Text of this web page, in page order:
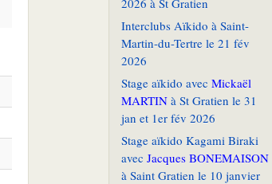
2026 à St Gratien
Interclubs Aïkido à Saint-
Martin-du-Tertre le 21 fév
2026
Stage aïkido avec Mickaël
MARTIN à St Gratien le 31
jan et 1er fév 2026
Stage aïkido Kagami Biraki
avec Jacques BONEMAISON
à Saint Gratien le 10 janvier